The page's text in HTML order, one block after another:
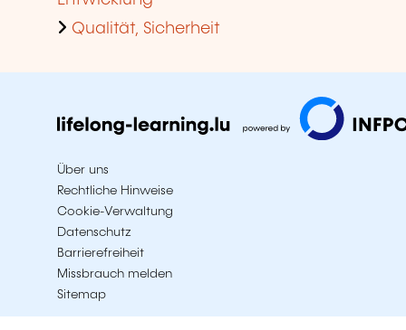
Qualität, Sicherheit
Über uns
Rechtliche Hinweise
Cookie-Verwaltung
Datenschutz
Barrierefreiheit
Missbrauch melden
Sitemap